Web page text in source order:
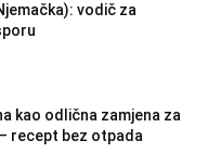
vodič za
kao odlična zamjena za
recept bez otpada